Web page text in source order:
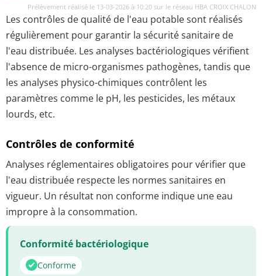
Prélèvement réalisé le 13-03-2026 à 10:20 sur le réseau HBA CROIX CHALON
Les contrôles de qualité de l'eau potable sont réalisés
régulièrement pour garantir la sécurité sanitaire de
l'eau distribuée. Les analyses bactériologiques vérifient
l'absence de micro-organismes pathogènes, tandis que
les analyses physico-chimiques contrôlent les
paramètres comme le pH, les pesticides, les métaux
lourds, etc.
Contrôles de conformité
Analyses réglementaires obligatoires pour vérifier que
l'eau distribuée respecte les normes sanitaires en
vigueur. Un résultat non conforme indique une eau
impropre à la consommation.
Conformité bactériologique
Conforme